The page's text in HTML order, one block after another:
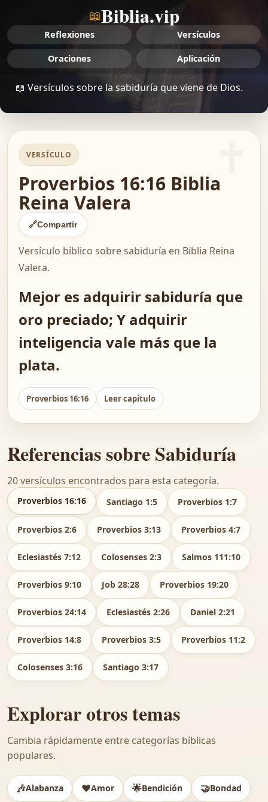
📖Biblia.vip
Reflexiones Versículos
Oraciones Aplicación
📖 Versículos sobre la sabiduría que viene de Dios.
VERSÍCULO
Proverbios 16:16 Biblia
Reina Valera
🔗Compartir
Versículo bíblico sobre sabiduría en Biblia Reina
Valera.
Mejor es adquirir sabiduría que
oro preciado; Y adquirir
inteligencia vale más que la
plata.
Proverbios 16:16 Leer capítulo
Referencias sobre Sabiduría
20 versículos encontrados para esta categoría.
Proverbios 16:16 Santiago 1:5 Proverbios 1:7
Proverbios 2:6 Proverbios 3:13 Proverbios 4:7
Eclesiastés 7:12 Colosenses 2:3 Salmos 111:10
Proverbios 9:10 Job 28:28 Proverbios 19:20
Proverbios 24:14 Eclesiastés 2:26 Daniel 2:21
Proverbios 14:8 Proverbios 3:5 Proverbios 11:2
Colosenses 3:16 Santiago 3:17
Explorar otros temas
Cambia rápidamente entre categorías bíblicas
populares.
🎶Alabanza ❤️Amor 🌟Bendición 🤝Bondad